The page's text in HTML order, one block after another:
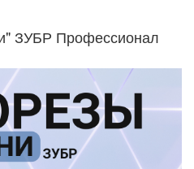
ЗУБР Профессионал